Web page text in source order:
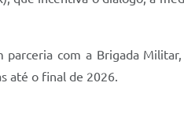
com a Brigada
até o final de 2026.